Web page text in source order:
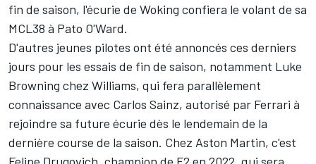
fin de saison, l'écurie de Woking confiera le volant de sa
MCL38 à Pato O'Ward.
D'autres jeunes pilotes ont été annoncés ces derniers
jours pour les essais de fin de saison, notamment Luke
Browning chez Williams, qui fera parallèlement
connaissance avec Carlos Sainz, autorisé par Ferrari à
rejoindre sa future écurie dès le lendemain de la
dernière course de la saison. Chez Aston Martin, c'est